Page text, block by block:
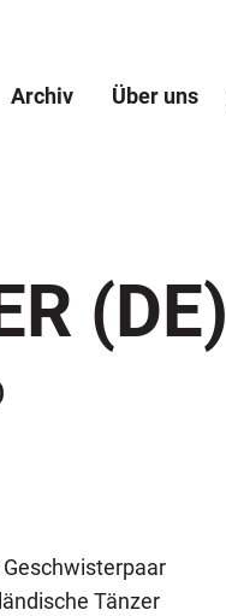
Archiv Über uns
(DE)
Tänzer